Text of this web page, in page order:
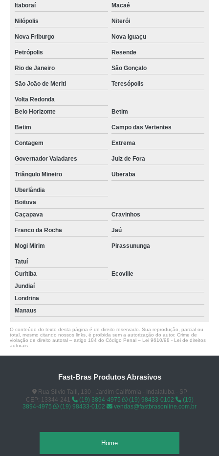
Itaboraí Macaé
Nilópolis Niterói
Nova Friburgo Nova Iguaçu
Petrópolis Resende
Rio de Janeiro São Gonçalo
São João de Meriti Teresópolis
Volta Redonda
Belo Horizonte
Betim
Betim Campo das Vertentes
Contagem Extrema
Governador Valadares Juiz de Fora
Triângulo Mineiro Uberaba
Uberlândia
Boituva
Caçapava
Cravinhos
Franco da Rocha Jaú
Mogi Mirim Pirassununga
Tatuí
Curitiba
Ecoville
Jundiaí
Londrina
Manaus
O conteúdo do texto desta página é de direito reservado. Sua reprodução, parcial ou
total, mesmo citando nossos links, é proibida sem a autorização do autor. Crime de
violação de direito autoral – artigo 184 do Código Penal – Lei 9610/98 - Lei de direitos
autorais
Fast-Bras Produtos Abrasivos
Rua Sílvio Talli, 130 - Jardim Califórnia - Indaiatuba - SP
CEP: 13344-241
(19) 3894-4975 (19) 98433-0102
(19)
3894-4975
(19) 98433-0102 vendas@fastbrasonline.com.br
Home